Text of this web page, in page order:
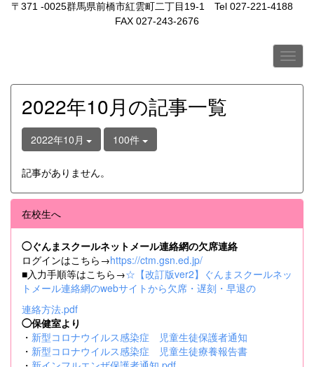
〒371 -0025群馬県前橋市紅雲町二丁目19-1 Tel 027-221-4188
FAX 027-243-2676
2022年10月の記事一覧
2022年10月 100件
記事がありません。
在校生へ
◯ぐんまスクールネットメール連絡網の欠席連絡
ログインはこちら→https://ctm.gsn.ed.jp/
■入力手順等はこちら→☆【改訂版ver2】ぐんまスクールネッ
トメール連絡網のwebサイトから欠席・遅刻・早退の
連絡方法.pdf
◯保健室より
・ 新型コロナウイルス感染症 児童生徒保護者通知
・ 新型コロナウイルス感染症 児童生徒療養報告書